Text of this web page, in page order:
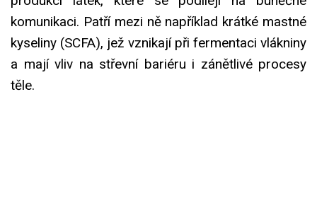
komunikaci. Patří mezi ně například krátké mastné
kyseliny (SCFA), jež vznikají při fermentaci vlákniny
a mají vliv na střevní bariéru i zánětlivé procesy
těle.